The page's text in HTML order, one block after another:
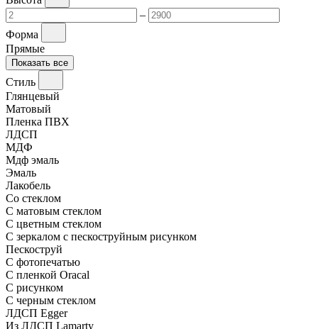
–
Форма
Прямые
Показать все
Стиль
Глянцевый
Матовый
Пленка ПВХ
ЛДСП
МДФ
Мдф эмаль
Эмаль
Лакобель
Со стеклом
С матовым стеклом
С цветным стеклом
С зеркалом с пескоструйным рисунком
Пескоструй
С фотопечатью
С пленкой Oracal
С рисунком
С черным стеклом
ЛДСП Egger
Из ЛДСП Lamarty